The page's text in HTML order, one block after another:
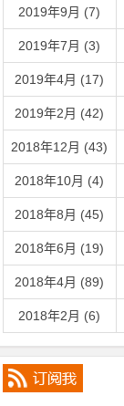
2019年9月 (7)
2019年7月 (3)
2019年4月 (17)
2019年2月 (42)
2018年12月 (43)
2018年10月 (4)
2018年8月 (45)
2018年6月 (19)
2018年4月 (89)
2018年2月 (6)